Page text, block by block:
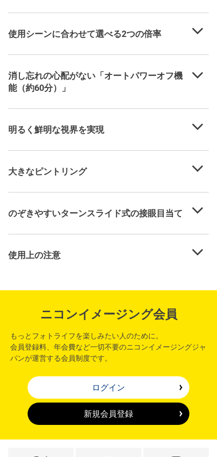
使用シーンに合わせて選べる2つの倍率
消し忘れの心配がない「オートパワーオフ機
能（約60分）」
明るく鮮明な視界を実現
大きなピントリング
のぞきやすいターンスライド式の接眼目当て
使用上の注意
ニコンイメージング会員
もっとフォトライフを楽しみたい人のために。
会員登録料、年会費など一切不要のニコンイメージングジャ
パンが運営する会員制度です。
ログイン
新規会員登録